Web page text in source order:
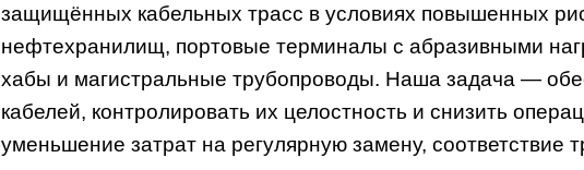
защищённых кабельных трасс в условиях повышенных
нефтехранилищ, портовые терминалы с абразивными
хабы и магистральные трубопроводы. Наша задача —
кабелей, контролировать их целостность и снизить
уменьшение затрат на регулярную замену, соответствие